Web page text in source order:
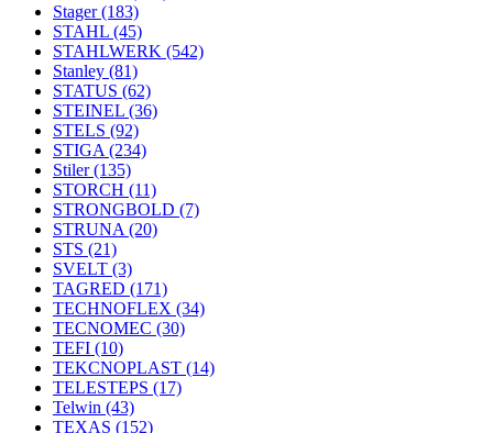
Stager(183)
STAHL (45)
STAHLWERK (542)
Stanley (81)
STATUS (62)
STEINEL (36)
STELS (92)
STIGA (234)
Stiler(135)
STORCH (11)
STRONGBOLD (7)
STRUNA (20)
STS (21)
SVELT (3)
TAGRED (171)
TECHNOFLEX (34)
TECNOMEC (30)
TEFI (10)
TEKCNOPLAST (14)
TELESTEPS (17)
Telwin (43)
TEXAS (152)